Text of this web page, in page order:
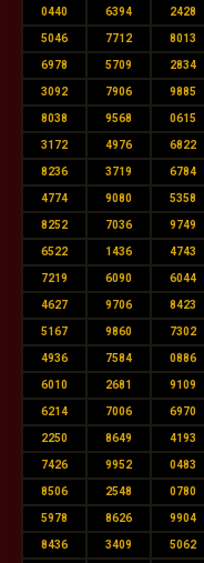
0440 6394 2428
5046 7712 8013
6978 5709 2834
3092 7906 9885
8038 9568 0615
3172 4976 6822
8236 3719 6784
4774 9080 5358
8252 7036 9749
6522 1436 4743
7219 6090 6044
4627 9706 8423
5167 9860 7302
4936 7584 0886
6010 2681 9109
6214 7006 6970
2250 8649 4193
7426 9952 0483
8506 2548 0780
5978 8626 9904
8436 3409 5062